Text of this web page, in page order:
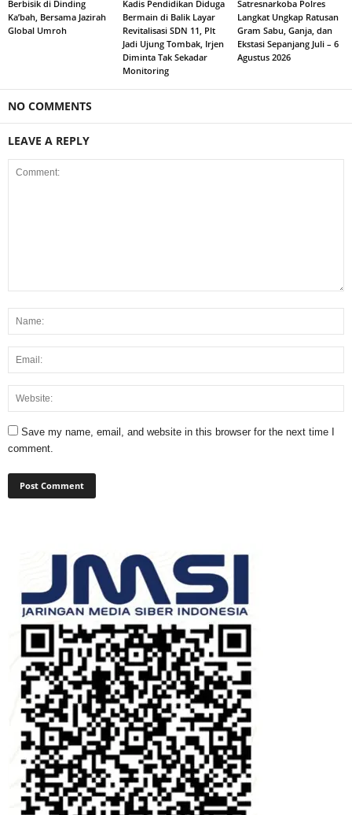
Berbisik di Dinding
Ka’bah, Bersama Jazirah
Global Umroh
Kadis Pendidikan Diduga
Bermain di Balik Layar
Revitalisasi SDN 11, Plt
Jadi Ujung Tombak, Irjen
Diminta Tak Sekadar
Monitoring
Satresnarkoba Polres
Langkat Ungkap Ratusan
Gram Sabu, Ganja, dan
Ekstasi Sepanjang Juli – 6
Agustus 2026
NO COMMENTS
LEAVE A REPLY
Save my name, email, and website in this browser for the next time I
comment.